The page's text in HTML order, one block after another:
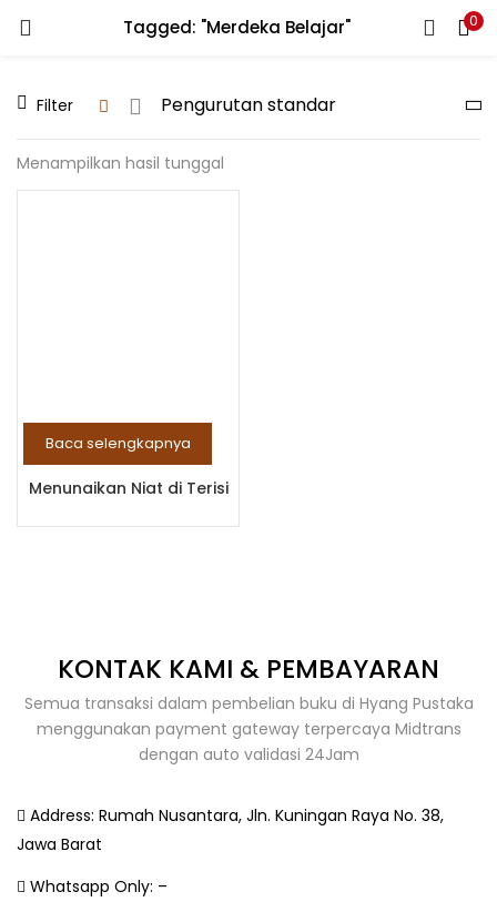
Tagged: "Merdeka Belajar" 0
LOGIN REGISTER
Enter your username and password to login.
Filter
Menampilkan hasil tunggal
Baca selengkapnya
Menunaikan Niat di Terisi
KONTAK KAMI & PEMBAYARAN
Semua transaksi dalam pembelian buku di Hyang Pustaka
menggunakan payment gateway terpercaya Midtrans
dengan auto validasi 24Jam
Address: Rumah Nusantara, Jln. Kuningan Raya No. 38,
Jawa Barat
Whatsapp Only: –